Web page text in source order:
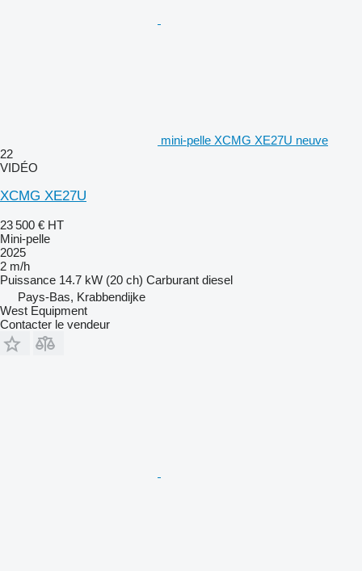
mini-pelle XCMG XE27U neuve
22
VIDÉO
XCMG XE27U
23 500 € HT
Mini-pelle
2025
2 m/h
Puissance 14.7 kW (20 ch) Carburant diesel
Pays-Bas, Krabbendijke
West Equipment
Contacter le vendeur